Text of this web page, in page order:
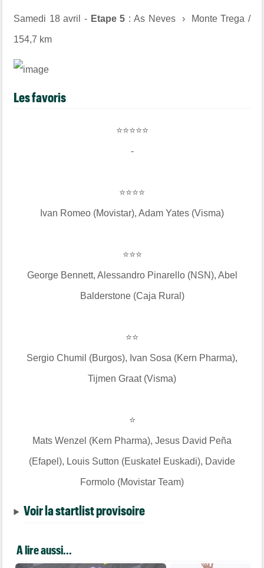
Samedi 18 avril - Etape 5 : As Neves › Monte Trega /
154,7 km
Les favoris
⭐⭐⭐⭐⭐
-
⭐⭐⭐⭐
Ivan Romeo (Movistar), Adam Yates (Visma)
⭐⭐⭐
George Bennett, Alessandro Pinarello (NSN), Abel
Balderstone (Caja Rural)
⭐⭐
Sergio Chumil (Burgos), Ivan Sosa (Kern Pharma),
Tijmen Graat (Visma)
⭐
Mats Wenzel (Kern Pharma), Jesus David Peña
(Efapel), Louis Sutton (Euskatel Euskadi), Davide
Formolo (Movistar Team)
Voir la startlist provisoire
A lire aussi...